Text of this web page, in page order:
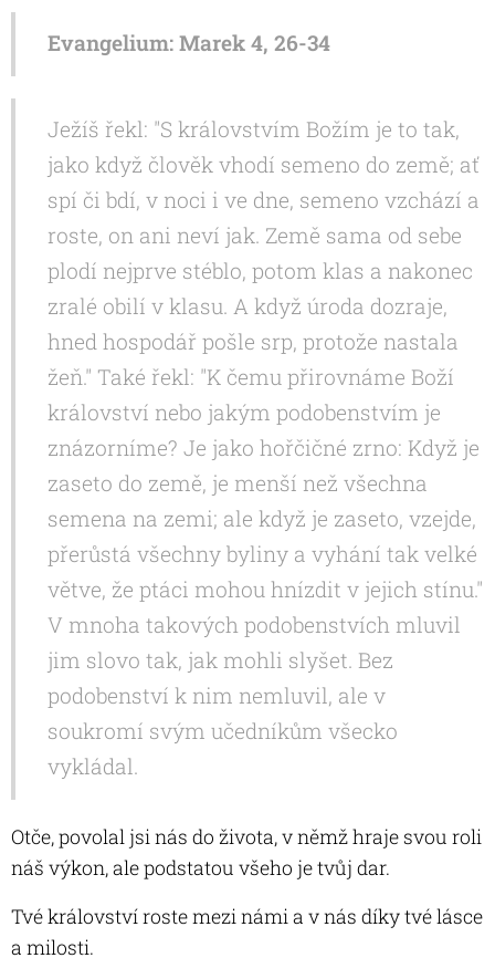
Evangelium: Marek 4, 26-34
Ježíš řekl: "S královstvím Božím je to tak,
jako když člověk vhodí semeno do země; ať
spí či bdí, v noci i ve dne, semeno vzchází a
roste, on ani neví jak. Země sama od sebe
plodí nejprve stéblo, potom klas a nakonec
zralé obilí v klasu. A když úroda dozraje,
hned hospodář pošle srp, protože nastala
žeň." Také řekl: "K čemu přirovnáme Boží
království nebo jakým podobenstvím je
znázorníme? Je jako hořčičné zrno: Když je
zaseto do země, je menší než všechna
semena na zemi; ale když je zaseto, vzejde,
přerůstá všechny byliny a vyhání tak velké
větve, že ptáci mohou hnízdit v jejich stínu."
V mnoha takových podobenstvích mluvil
jim slovo tak, jak mohli slyšet. Bez
podobenství k nim nemluvil, ale v
soukromí svým učedníkům všecko
vykládal.
Otče, povolal jsi nás do života, v němž hraje svou roli
náš výkon, ale podstatou všeho je tvůj dar.
Tvé království roste mezi námi a v nás díky tvé lásce
a milosti.